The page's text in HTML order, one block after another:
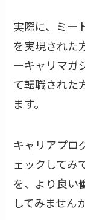
実際に、ミー
を実現された
ーキャリマガ
て転職された
ます。
キャリアプロ
ェックしてみ
を、より良い
してみません